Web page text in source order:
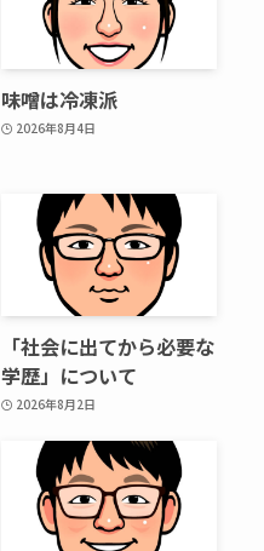
味噌は冷凍派
2026年8月4日
「社会に出てから必要な
学歴」について
2026年8月2日